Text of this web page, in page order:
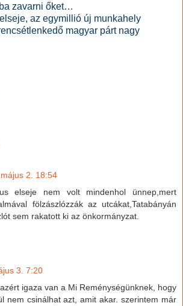
zavarni őket…
az egymillió új munkahely
magyar párt nagy
2. 18:54
elseje nem volt mindenhol ünnep,mert
fölzászlózzák az utcákat,Tatabányán
sem rakatott ki az önkormányzat.
3. 7:20
igaza van a Mi Reménységünknek, hogy
nem csinálhat azt, amit akar. szerintem már